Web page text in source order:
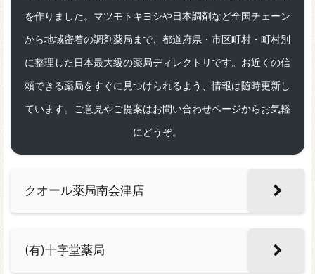
を作りました。マツモトキヨシや日本調剤など全国チェーン
から地域密着の調剤薬局まで、都道府県・市区町村・町村別
に整理した日本最大級の薬局ディレクトリです。お近くの信
頼できる薬局をすぐに見つけられるよう、情報は随時更新し
ています。ご意見やご提案はお問い合わせページからお気軽
にどうぞ。
クオール薬局南会津店
(有)十字堂薬局